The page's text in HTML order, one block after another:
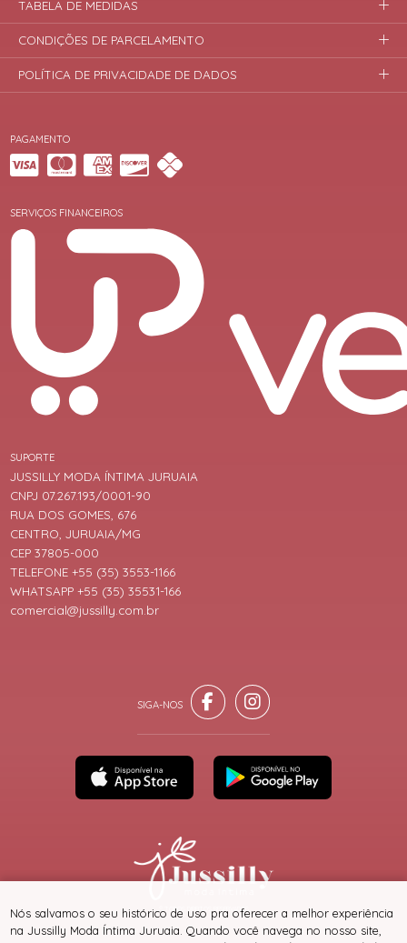
PAGAMENTO
SERVIÇOS FINANCEIROS
SUPORTE
JUSSILLY MODA ÍNTIMA JURUAIA
CNPJ 07.267.193/0001-90
RUA DOS GOMES, 676
CENTRO, JURUAIA/MG
CEP 37805-000
TELEFONE +55 (35) 3553-1166
WHATSAPP +55 (35) 35531-166
comercial@jussilly.com.br
TABELA DE MEDIDAS
CONDIÇÕES DE PARCELAMENTO
POLÍTICA DE PRIVACIDADE DE DADOS
® TODOS DIREITOS RESERVADOS
Nós salvamos o seu histórico de uso pra oferecer a melhor experiência
na Jussilly Moda Íntima Juruaia. Quando você navega no nosso site,